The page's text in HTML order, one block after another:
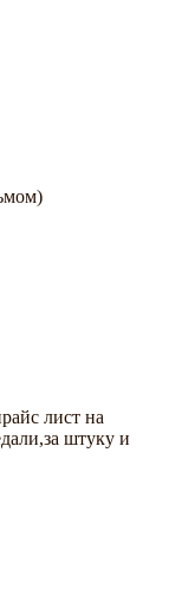
лист на
штуку и